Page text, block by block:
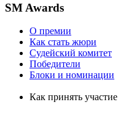
SM Awards
О премии
Как стать жюри
Судейский комитет
Победители
Блоки и номинации
Как принять участие